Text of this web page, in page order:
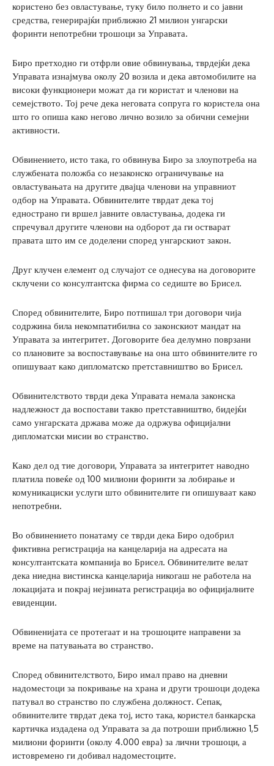
користено без овластување, туку било полнето и со јавни
средства, генерирајќи приближно 21 милион унгарски
форинти непотребни трошоци за Управата.
Биро претходно ги отфрли овие обвинувања, тврдејќи дека
Управата изнајмува околу 20 возила и дека автомобилите на
високи функционери можат да ги користат и членови на
семејството. Тој рече дека неговата сопруга го користела она
што го опиша како негово лично возило за обични семејни
активности.
Обвинението, исто така, го обвинува Биро за злоупотреба на
службената положба со незаконско ограничување на
овластувањата на другите двајца членови на управниот
одбор на Управата. Обвинителите тврдат дека тој
еднострано ги вршел јавните овластувања, додека ги
спречувал другите членови на одборот да ги остварат
правата што им се доделени според унгарскиот закон.
Друг клучен елемент од случајот се однесува на договорите
склучени со консултантска фирма со седиште во Брисел.
Според обвинителите, Биро потпишал три договори чија
содржина била некомпатибилна со законскиот мандат на
Управата за интегритет. Договорите беа делумно поврзани
со плановите за воспоставување на она што обвинителите го
опишуваат како дипломатско претставништво во Брисел.
Обвинителството тврди дека Управата немала законска
надлежност да воспостави такво претставништво, бидејќи
само унгарската држава може да одржува официјални
дипломатски мисии во странство.
Како дел од тие договори, Управата за интегритет наводно
платила повеќе од 100 милиони форинти за лобирање и
комуникациски услуги што обвинителите ги опишуваат како
непотребни.
Во обвинението понатаму се тврди дека Биро одобрил
фиктивна регистрација на канцеларија на адресата на
консултантската компанија во Брисел. Обвинителите велат
дека ниедна вистинска канцеларија никогаш не работела на
локацијата и покрај нејзината регистрација во официјалните
евиденции.
Обвиненијата се протегаат и на трошоците направени за
време на патувањата во странство.
Според обвинителството, Биро имал право на дневни
надоместоци за покривање на храна и други трошоци додека
патувал во странство по службена должност. Сепак,
обвинителите тврдат дека тој, исто така, користел банкарска
картичка издадена од Управата за да потроши приближно 1,5
милиони форинти (околу 4.000 евра) за лични трошоци, а
истовремено ги добивал надоместоците.